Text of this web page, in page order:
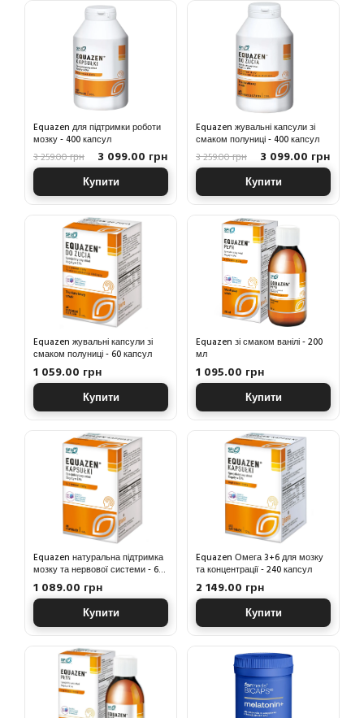
Equazen для підтримки роботи
мозку - 400 капсул
3 259.00 грн 3 099.00 грн
Купити
Equazen жувальні капсули зі
смаком полуниці - 400 капсул
3 259.00 грн 3 099.00 грн
Купити
Equazen жувальні капсули зі
смаком полуниці - 60 капсул
1 059.00 грн
Купити
Equazen зі смаком ванілі - 200
мл
1 095.00 грн
Купити
Equazen натуральна підтримка
мозку та нервової системи - 60
капсул
1 089.00 грн
Купити
Equazen Омега 3+6 для мозку
та концентрації - 240 капсул
2 149.00 грн
Купити